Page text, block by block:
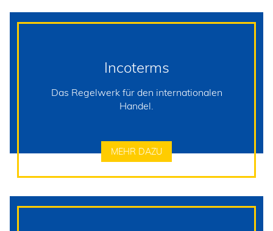
Incoterms
Das Regelwerk für den internationalen
Handel.
MEHR DAZU